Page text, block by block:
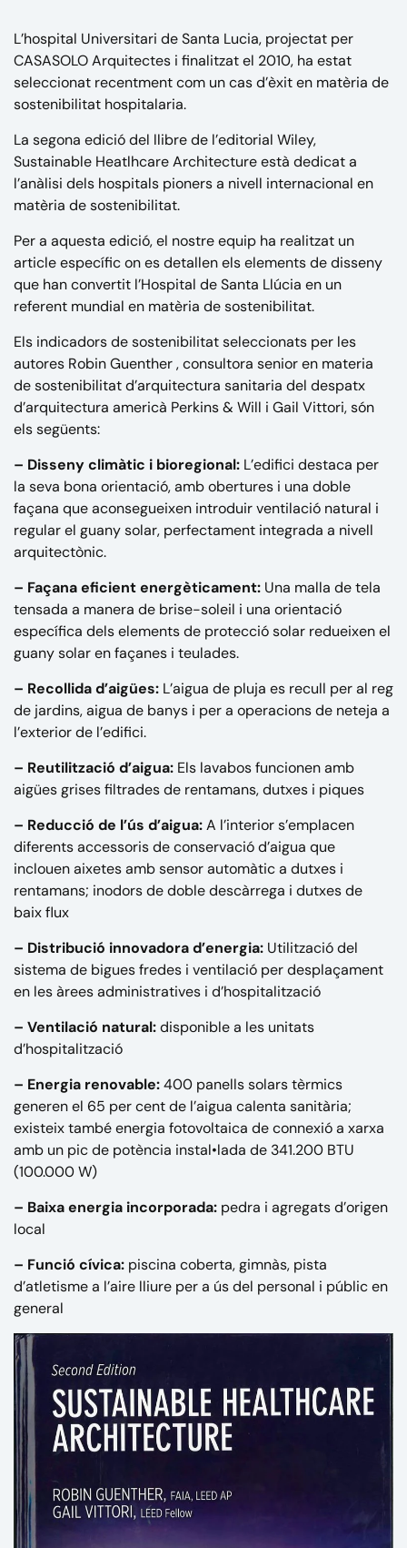
L’hospital Universitari de Santa Lucia, projectat per
CASASOLO Arquitectes i finalitzat el 2010, ha estat
seleccionat recentment com un cas d’èxit en matèria de
sostenibilitat hospitalaria.
La segona edició del llibre de l’editorial Wiley,
Sustainable Heatlhcare Architecture està dedicat a
l’anàlisi dels hospitals pioners a nivell internacional en
matèria de sostenibilitat.
Per a aquesta edició, el nostre equip ha realitzat un
article específic on es detallen els elements de disseny
que han convertit l’Hospital de Santa Llúcia en un
referent mundial en matèria de sostenibilitat.
Els indicadors de sostenibilitat seleccionats per les
autores Robin Guenther, consultora senior en materia
de sostenibilitat d’arquitectura sanitaria del despatx
d’arquitectura americà Perkins & Will i Gail Vittori, són
els següents:
– Disseny climàtic i bioregional: L’edifici destaca per
la seva bona orientació, amb obertures i una doble
façana que aconsegueixen introduir ventilació natural i
regular el guany solar, perfectament integrada a nivell
arquitectònic.
– Façana eficient energèticament: Una malla de tela
tensada a manera de brise-soleil i una orientació
específica dels elements de protecció solar redueixen el
guany solar en façanes i teulades.
– Recollida d’aigües: L’aigua de pluja es recull per al reg
de jardins, aigua de banys i per a operacions de neteja a
l’exterior de l’edifici.
– Reutilització d’aigua: Els lavabos funcionen amb
aigües grises filtrades de rentamans, dutxes i piques
– Reducció de l’ús d’aigua:A l’interior s’emplacen
diferents accessoris de conservació d’aigua que
inclouen aixetes amb sensor automàtic a dutxes i
rentamans; inodors de doble descàrrega i dutxes de
baix flux
– Distribució innovadora d’energia: Utilització del
sistema de bigues fredes i ventilació per desplaçament
en les àrees administratives i d’hospitalització
– Ventilació natural:disponible a les unitats
d’hospitalització
– Energia renovable:400 panells solars tèrmics
generen el 65 per cent de l’aigua calenta sanitària;
existeix també energia fotovoltaica de connexió a xarxa
amb un pic de potència instal•lada de 341.200 BTU
(100.000 W)
– Baixa energia incorporada: pedra i agregats d’origen
local
– Funció cívica: piscina coberta, gimnàs, pista
d’atletisme a l’aire lliure per a ús del personal i públic en
general